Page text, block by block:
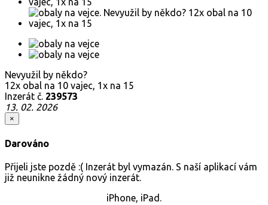
Nevyužil by někdo?
12x obal na 10 vajec, 1x na 15
Inzerát č. 239573
13. 02. 2026
×
Darováno
Přijeli jste pozdě :( Inzerát byl vymazán. S naší aplikací vám
již neunikne žádný nový inzerát.
iPhone, iPad.